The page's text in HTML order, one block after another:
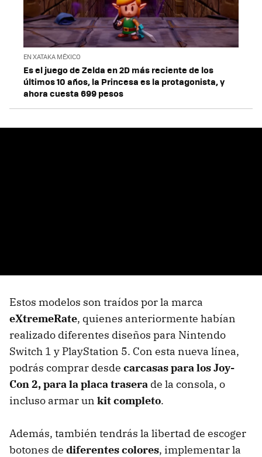
EN XATAKA MÉXICO
Es el juego de Zelda en 2D más reciente de los
últimos 10 años, la Princesa es la protagonista, y
ahora cuesta 699 pesos
Estos modelos son traídos por la marca
eXtremeRate, quienes anteriormente habían
realizado diferentes diseños para Nintendo
Switch 1 y PlayStation 5. Con esta nueva línea,
podrás comprar desde carcasas para los Joy-
Con 2, para la placa trasera de la consola, o
incluso armar un kit completo.
Además, también tendrás la libertad de escoger
botones de diferentes colores, implementar la